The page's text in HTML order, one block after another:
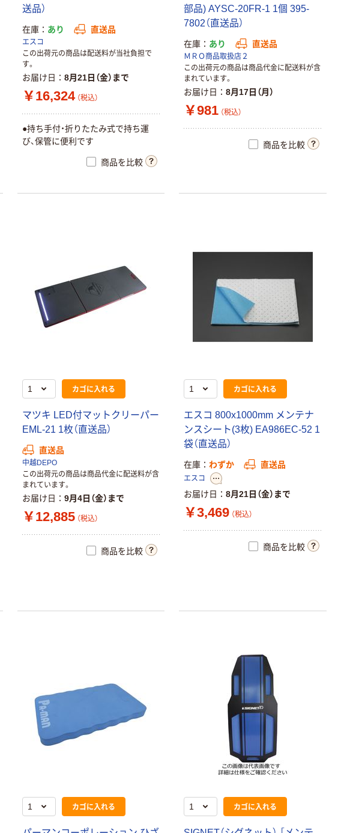
送品）
在庫 あり 直送品
エスコ
この出荷元の商品は配送料が当社負担で
す。
お届け日 8月21日（金）まで
￥16,324 （税込）
●持ち手付・折りたたみ式で持ち運
び、保管に便利です
商品を比較
部品) AYSC-20FR-1 1個 395-
7802（直送品）
在庫 あり 直送品
ＭＲＯ商品取扱店２
この出荷元の商品は商品代金に配送料が含
まれています。
お届け日 8月17日（月）
￥981 （税込）
商品を比較
カゴに入れる
マツキ LED付マットクリーパー
EML-21 1枚（直送品）
直送品
中越DEPO
この出荷元の商品は商品代金に配送料が含
まれています。
お届け日 9月4日（金）まで
￥12,885 （税込）
商品を比較
カゴに入れる
エスコ 800x1000mm メンテナ
ンスシート(3枚) EA986EC-52 1
袋（直送品）
在庫 わずか 直送品
エスコ
お届け日 8月21日（金）まで
￥3,469 （税込）
商品を比較
カゴに入れる カゴに入れる